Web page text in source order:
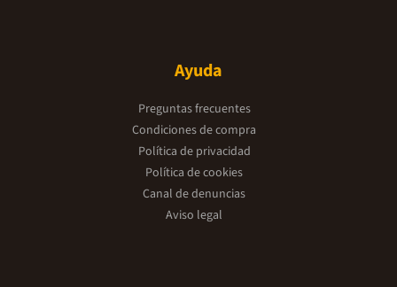
Ayuda
Preguntas frecuentes
Condiciones de compra
Política de privacidad
Política de cookies
Canal de denuncias
Aviso legal